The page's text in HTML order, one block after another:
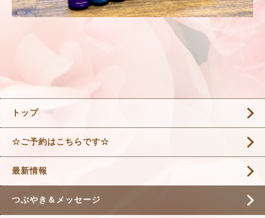
トップ
☆ご予約はこちらです☆
最新情報
つぶやき＆メッセージ